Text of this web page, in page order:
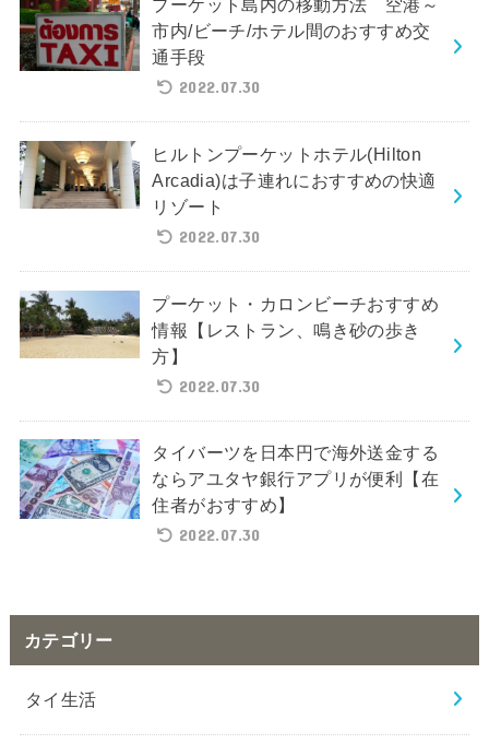
プーケット島内の移動方法 空港～
市内/ビーチ/ホテル間のおすすめ交
通手段
2022.07.30
ヒルトンプーケットホテル(Hilton
Arcadia)は子連れにおすすめの快適
リゾート
2022.07.30
プーケット・カロンビーチおすすめ
情報【レストラン、鳴き砂の歩き
方】
2022.07.30
タイバーツを日本円で海外送金する
ならアユタヤ銀行アプリが便利【在
住者がおすすめ】
2022.07.30
カテゴリー
タイ生活